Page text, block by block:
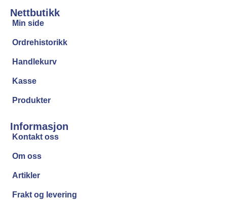
Nettbutikk
Min side
Ordrehistorikk
Handlekurv
Kasse
Produkter
Informasjon
Kontakt oss
Om oss
Artikler
Frakt og levering